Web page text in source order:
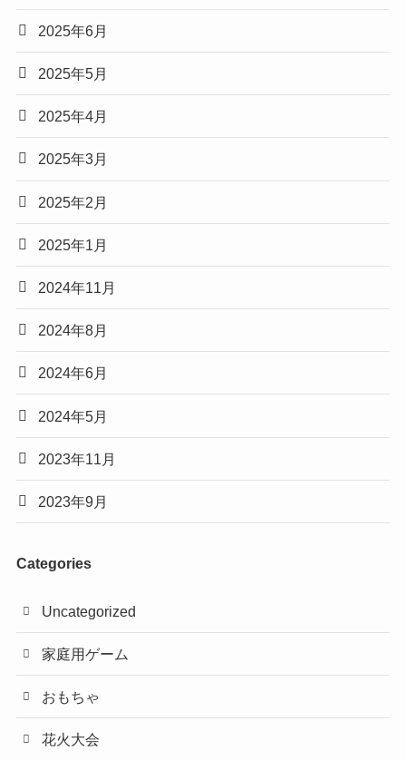
2025年6月
2025年5月
2025年4月
2025年3月
2025年2月
2025年1月
2024年11月
2024年8月
2024年6月
2024年5月
2023年11月
2023年9月
Categories
Uncategorized
家庭用ゲーム
おもちゃ
花火大会